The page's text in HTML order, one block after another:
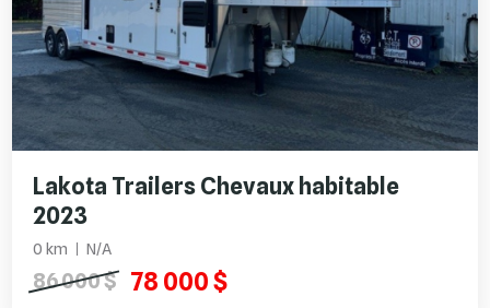
Lakota Trailers Chevaux habitable
2023
0 km N/A
86 000 $ 78 000 $